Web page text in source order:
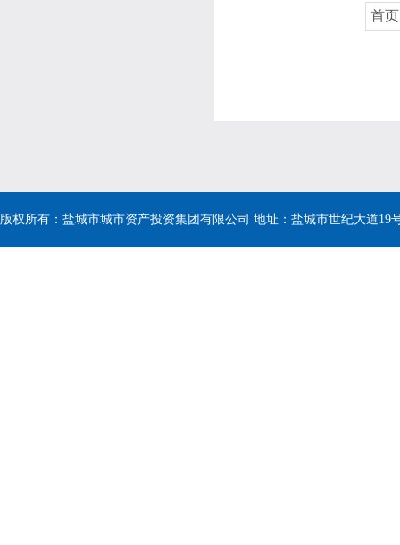
首页
版权所有：盐城市城市资产投资集团有限公司 地址：盐城市世纪大道19